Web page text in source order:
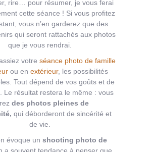
rire… pour résumer, je vous ferai
cette séance ! Si vous profitez
vous n’en garderez que des
qui seront rattachés aux photos
que je vous rendrai.
votre séance photo de famille
ou en extérieur, les possibilités
Tout dépend de vos goûts et de
Le résultat restera le même : vous
des photos pleines de
qui déborderont de sincérité et
de vie.
évoque un shooting photo de